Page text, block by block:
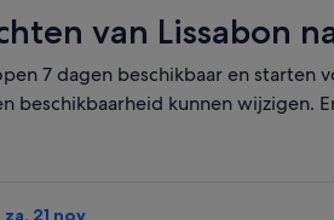
van Lissabon
7 dagen beschikbaar en
beschikbaarheid kunnen wijzigen.
21 nov